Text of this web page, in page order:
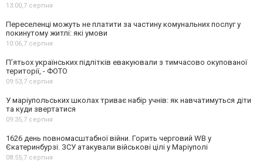
13:00,7 серпня
Переселенці можуть не платити за частину комунальних послуг у
покинутому житлі: які умови
10:06,7 серпня
П’ятьох українських підлітків евакуювали з тимчасово окупованої
території, - ФОТО
09:53,7 серпня
У маріупольських школах триває набір учнів: як навчатимуться діти
та куди звертатися
09:35,7 серпня
1626 день повномасштабної війни. Горить черговий WB у
Єкатеринбурзі. ЗСУ атакували військові цілі у Маріуполі
08:55,7 серпня